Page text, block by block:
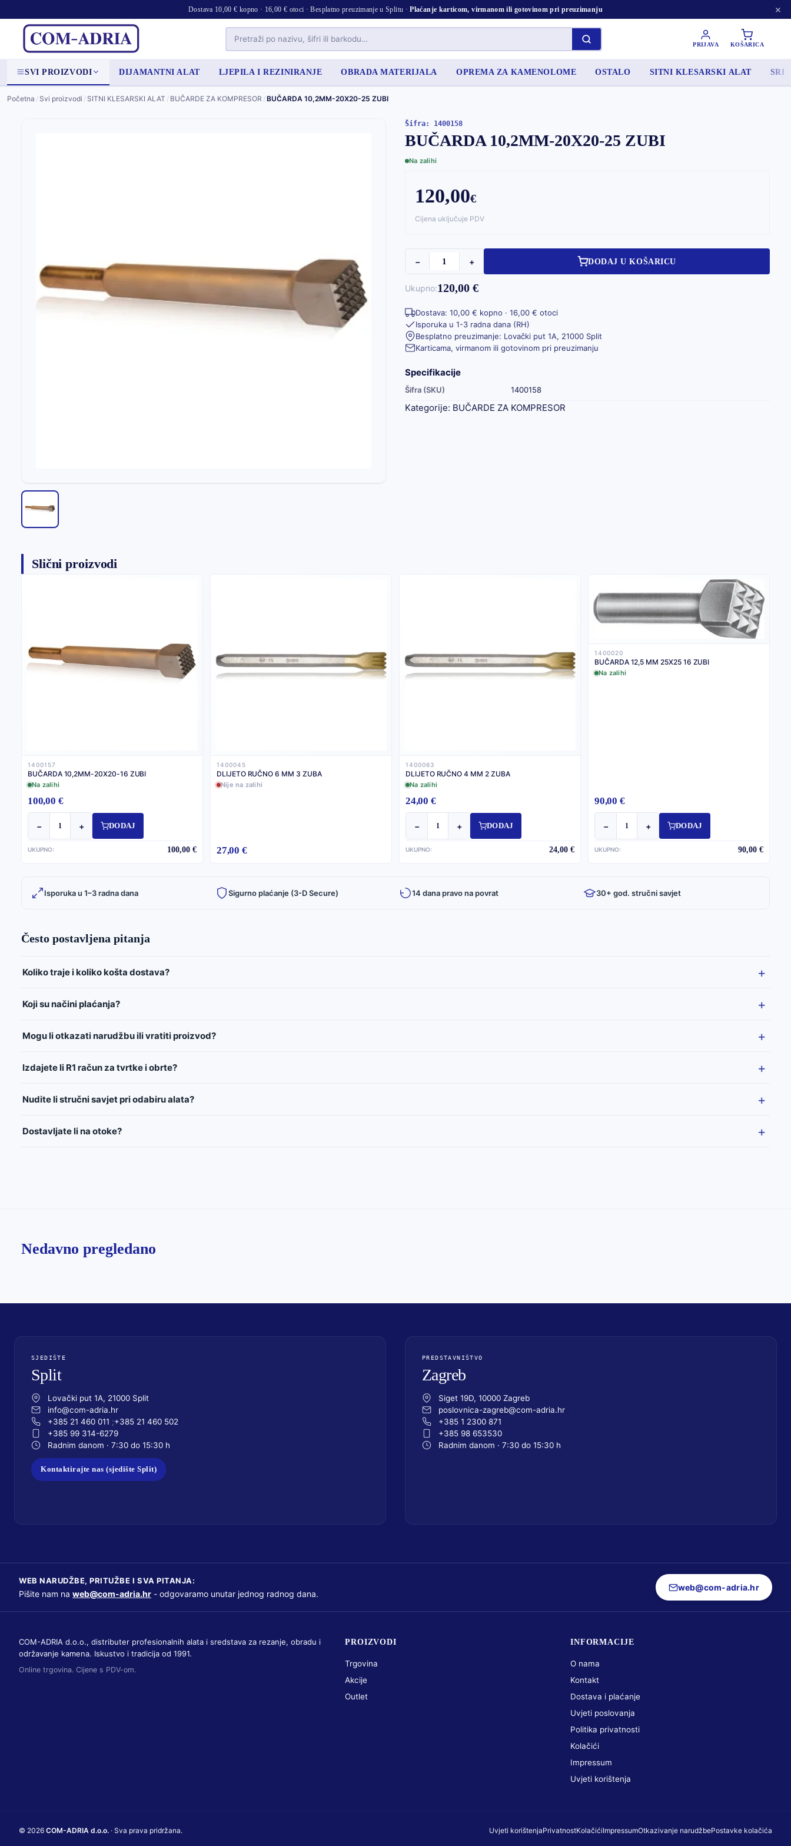
Dostava 10,00 € kopno · 16,00 € otoci · Besplatno preuzimanje u Splitu ·Plaćanje karticom, virmanom ili gotovinom pri preuzimanju ×
PRIJAVA KOŠARICA
SVI PROIZVODI DIJAMANTNI ALAT LJEPILA I REZINIRANJE OBRADA MATERIJALA OPREMA ZA KAMENOLOME OSTALO SITNI KLESARSKI ALAT
Početna / Svi proizvodi / SITNI KLESARSKI ALAT / BUČARDE ZA KOMPRESOR /BUČARDA 10,2MM-20X20-25 ZUBI
Šifra: 1400158
BUČARDA 10,2MM-20X20-25 ZUBI
Na zalihi
120,00€
Cijena uključuje PDV
− + DODAJ U KOŠARICU
Ukupno:120,00 €
Dostava: 10,00 € kopno · 16,00 € otoci
Isporuka u 1-3 radna dana (RH)
Besplatno preuzimanje: Lovački put 1A, 21000 Split
Karticama, virmanom ili gotovinom pri preuzimanju
Specifikacije
Šifra (SKU) 1400158
Kategorije: BUČARDE ZA KOMPRESOR
Slični proizvodi
1400157
BUČARDA 10,2MM-20X20-16 ZUBI
Na zalihi
100,00 €
− + DODAJ
UKUPNO: 100,00 €
1400045
DLIJETO RUČNO 6 MM 3 ZUBA
Nije na zalihi
27,00 €
1400063
DLIJETO RUČNO 4 MM 2 ZUBA
Na zalihi
24,00 €
− + DODAJ
UKUPNO: 24,00 €
1400020
BUČARDA 12,5 MM 25X25 16 ZUBI
Na zalihi
90,00 €
− + DODAJ
UKUPNO: 90,00 €
Isporuka u 1–3 radna dana Sigurno plaćanje (3-D Secure) 14 dana pravo na povrat 30+ god. stručni savjet
Često postavljena pitanja
Koliko traje i koliko košta dostava?
Koji su načini plaćanja?
Mogu li otkazati narudžbu ili vratiti proizvod?
Izdajete li R1 račun za tvrtke i obrte?
Nudite li stručni savjet pri odabiru alata?
Dostavljate li na otoke?
Nedavno pregledano
SJEDIŠTE
Split
Lovački put 1A, 21000 Split
info@com-adria.hr
+385 21 460 011
+385 21 460 502
+385 99 314-6279
Radnim danom · 7:30 do 15:30 h
Kontaktirajte nas (sjedište Split)
PREDSTAVNIŠTVO
Zagreb
Siget 19D, 10000 Zagreb
poslovnica-zagreb@com-adria.hr
+385 1 2300 871
+385 98 653530
Radnim danom · 7:30 do 15:30 h
WEB NARUDŽBE, PRITUŽBE I SVA PITANJA:
Pišite nam na web@com-adria.hr - odgovaramo unutar jednog radnog dana.
web@com-adria.hr
COM-ADRIA d.o.o., distributer profesionalnih alata i sredstava za rezanje, obradu i
održavanje kamena. Iskustvo i tradicija od 1991.
Online trgovina. Cijene s PDV-om.
PROIZVODI
Trgovina
Akcije
Outlet
INFORMACIJE
O nama
Kontakt
Dostava i plaćanje
Uvjeti poslovanja
Politika privatnosti
Kolačići
Impressum
Uvjeti korištenja
© 2026 COM-ADRIA d.o.o. · Sva prava pridržana. Uvjeti korištenjaPrivatnostKolačićiImpressumOtkazivanje narudžbePostavke kolačića